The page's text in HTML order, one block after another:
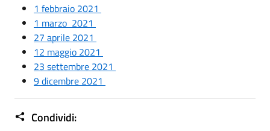
1 febbraio 2021
1 marzo 2021
27 aprile 2021
12 maggio 2021
23 settembre 2021
9 dicembre 2021
Condividi: